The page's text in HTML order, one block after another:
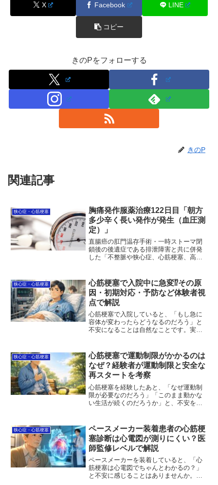
X Facebook LINE
コピー
きのPをフォローする
きのP
関連記事
狭心症・心筋梗塞
胸痛発作服薬治療122日目「朝方
多少辛く長い発作が発生（血圧測
定）」
直腸癌の肛門温存手術・一時ストーマ閉
鎖後の後遺症である排泄障害と共に併発
した「不整脈や狭心症、心筋梗塞、高血
時間半）が発生した。今回も「連続発作
無し記録」は3日...
狭心症・心筋梗塞
心筋梗塞で入院中に急変⁉その原
因・初期対応・予防など体験者視
点で解説
心筋梗塞で入院していると、「もし急に
容体が変わったらどうなるのだろう」と
不安になることは自然なことです。実
の備えと対応体制があります。この記事
では、入院中に起こりやすい急変の原因
やサイン、病院での対応、そして不安を
減らすためにできることを、体験者の視
点も交えてやさしく解説します。まずは
正しい知識を知るところから、一緒に確
認していきましょう。
狭心症・心筋梗塞
心筋梗塞で運動制限がかかるのは
なぜ？経験者が運動制限と安全な
再スタートを考察
心筋梗塞を経験したあと、「なぜ運動制
限が必要なのだろう」「このまま動かな
い生活が続くのだろうか」と、不安を抱
き合い方が変わるため、戸惑うのはとて
も自然なことです。この記事では、心筋
梗塞後に運動制限がかかる理由や、安全
に体を動かすための考え方を、専門的な
視点と体験に寄り添いながら解説しま
す。まずは正しい知識を知るところか
ら、一緒に安心への一歩を踏み出してい
きましょう。
狭心症・心筋梗塞
ペースメーカー装着患者の心筋梗
塞診断は心電図が測りにくい？医
師監修レベルで解説
ペースメーカーを装着していると、「心
筋梗塞は心電図でちゃんとわかるの？」
と不安に感じることはありませんか。こ